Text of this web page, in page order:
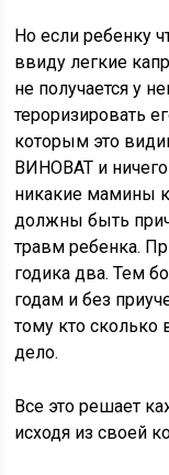
Но если ребенку
ввиду легкие
не получается у
тероризировать
которым это
ВИНОВАТ и
никакие мамины
должны быть
травм ребенка.
годика два. Тем
годам и без
тому кто сколько
дело.
Все это решает
исходя из своей